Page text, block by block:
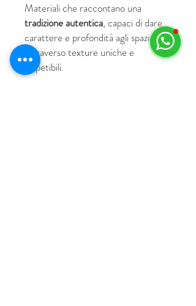
Materiali che raccontano una
tradizione autentica, capaci di dare
carattere e profondità agli spazi
attraverso texture uniche e
irripetibili.